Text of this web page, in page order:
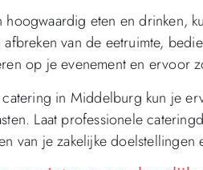
hoogwaardig eten en drinken,
van de eetruimte,
op je evenement en ervoor
catering in Middelburg kun je
Laat professionele
van je zakelijke